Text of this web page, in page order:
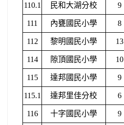
110.1 民和大湖分校 9
111 內甕國民小學 8
112 黎明國民小學 13
114 隙頂國民小學 10
115 達邦國民小學 9
115.1 達邦里佳分校 6
116 十字國民小學 9